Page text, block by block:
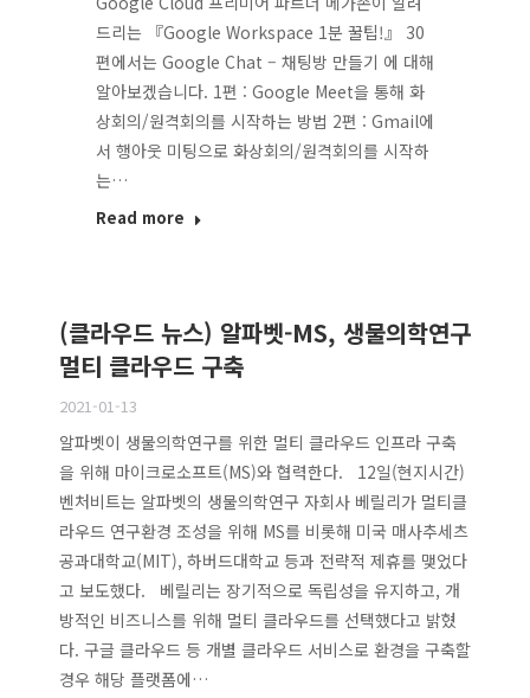
드리는 『Google Workspace 1분 꿀팁!』 30
편에서는 Google Chat – 채팅방 만들기 에 대해
알아보겠습니다. 1편 : Google Meet을 통해 화
상회의/원격회의를 시작하는 방법 2편 : Gmail에
서 행아웃 미팅으로 화상회의/원격회의를 시작하
는…
Read more
(클라우드 뉴스) 알파벳-MS, 생물의학연구
멀티 클라우드 구축
2021-01-13
알파벳이 생물의학연구를 위한 멀티 클라우드 인프라 구축
을 위해 마이크로소프트(MS)와 협력한다. 12일(현지시간)
벤처비트는 알파벳의 생물의학연구 자회사 베릴리가 멀티클
라우드 연구환경 조성을 위해 MS를 비롯해 미국 매사추세츠
공과대학교(MIT), 하버드대학교 등과 전략적 제휴를 맺었다
고 보도했다. 베릴리는 장기적으로 독립성을 유지하고, 개
방적인 비즈니스를 위해 멀티 클라우드를 선택했다고 밝혔
다. 구글 클라우드 등 개별 클라우드 서비스로 환경을 구축할
경우 해당 플랫폼에…